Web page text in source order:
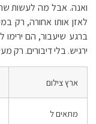
ואנה. אבל מה לעשות
לאזן אותו אחורה, רק
ברגע שיעבור, הם ירימו
ירגיש. בלי דיבורים. רק
ארץ צילום
מתאים ל